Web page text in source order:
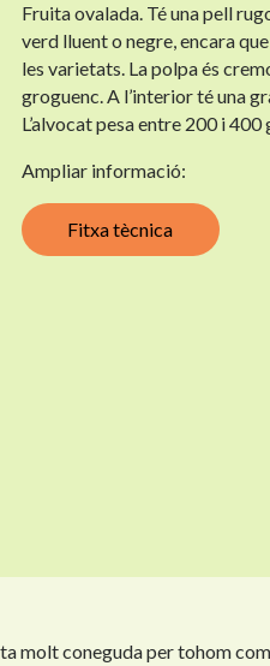
Fruita ovalada. Té una pell
verd lluent o negre, encara
les varietats. La polpa és
groguenc. A l’interior té una
L’alvocat pesa entre 200 i 400
Ampliar informació:
Fitxa tècnica
molt coneguda per tohom